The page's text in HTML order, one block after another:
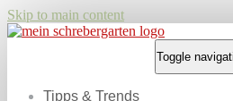
Skip to main content
Toggle
Tipps & Trends